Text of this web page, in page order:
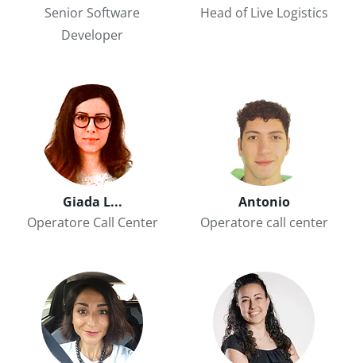
Senior Software
Developer
Head of Live Logistics
Giada L...
Operatore Call Center
Antonio
Operatore call center